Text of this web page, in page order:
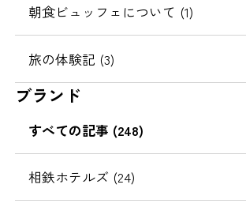
朝食ビュッフェについて (1)
旅の体験記 (3)
ブランド
すべての記事 (248)
相鉄ホテルズ (24)